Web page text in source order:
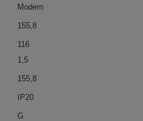
Modern
155,8
116
1,5
155,8
IP20
G